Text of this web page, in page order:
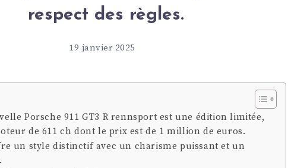
respect des règles.
19 janvier 2025
Porsche 911 GT3 R rennsport est une édition limitée,
de 611 ch dont le prix est de 1 million de euros.
un style distinctif avec un charisme puissant et un